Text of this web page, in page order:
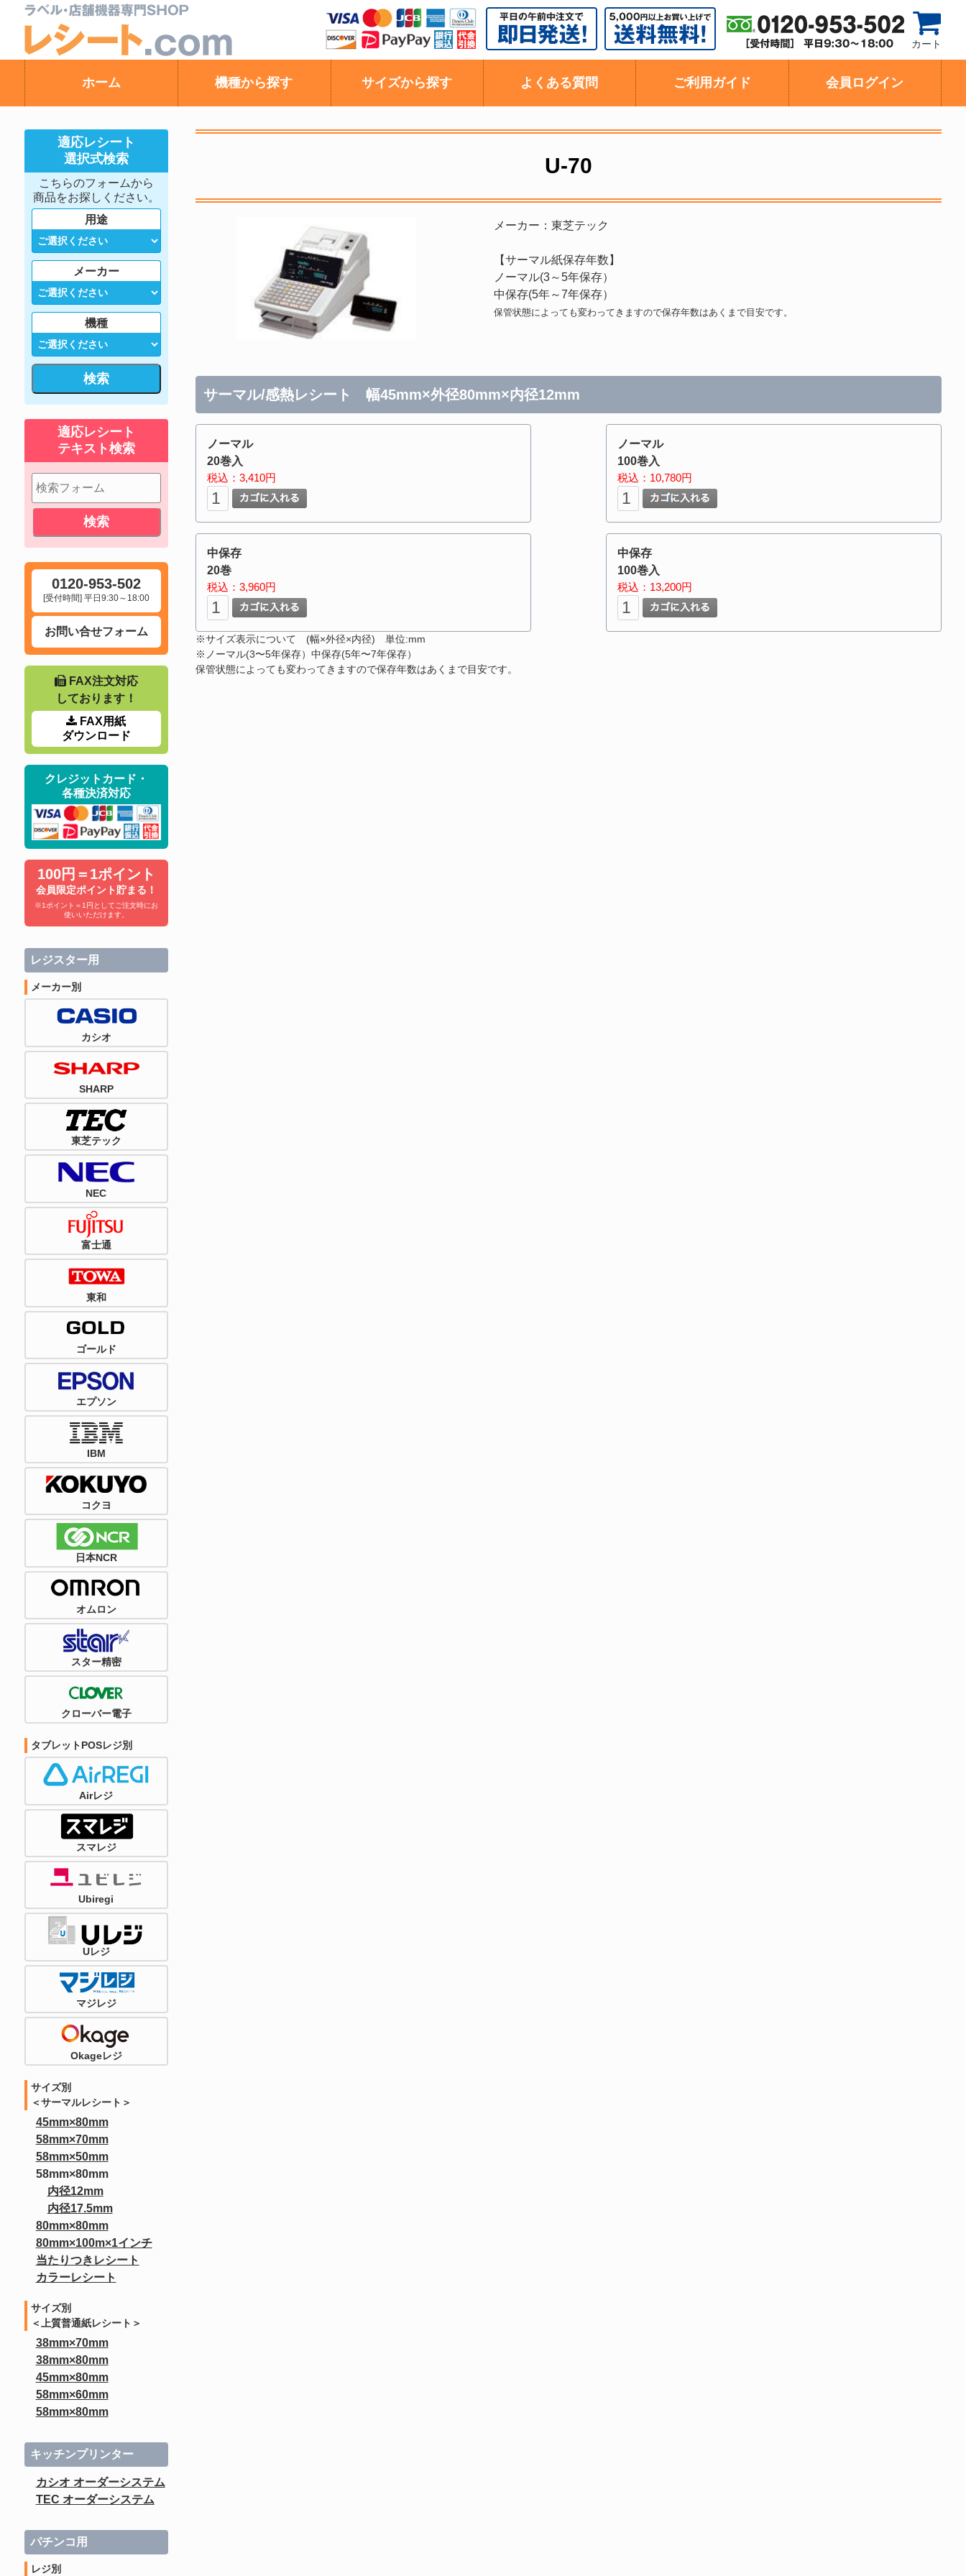
カート
ホーム 機種から探す サイズから探す よくある質問 ご利用ガイド 会員ログイン
U-70
メーカー：東芝テック
【サーマル紙保存年数】
ノーマル(3～5年保存）
中保存(5年～7年保存）
保管状態によっても変わってきますので保存年数はあくまで目安です。
サーマル/感熱レシート 幅45mm×外径80mm×内径12mm
ノーマル
20巻入
税込：3,410円
ノーマル
100巻入
税込：10,780円
中保存
20巻
税込：3,960円
中保存
100巻入
税込：13,200円
※サイズ表示について (幅×外径×内径) 単位:mm
※ノーマル(3〜5年保存）中保存(5年〜7年保存）
保管状態によっても変わってきますので保存年数はあくまで目安です。
適応レシート
選択式検索
こちらのフォームから
商品をお探しください。
用途
メーカー
機種
検索
適応レシート
テキスト検索
0120-953-502
[受付時間] 平日9:30～18:00
お問い合せフォーム
FAX注文対応
しております！
FAX用紙
ダウンロード
クレジットカード・
各種決済対応
100円＝1ポイント
会員限定ポイント貯まる！
※1ポイント＝1円としてご注文時にお
使いいただけます。
レジスター用
メーカー別
カシオ
SHARP
東芝テック
NEC
富士通
東和
ゴールド
エプソン
IBM
コクヨ
日本NCR
オムロン
スター精密
クローバー電子
タブレットPOSレジ別
Airレジ
スマレジ
Ubiregi
Uレジ
マジレジ
Okageレジ
サイズ別
＜サーマルレシート＞
45mm×80mm
58mm×70mm
58mm×50mm
58mm×80mm
内径12mm
内径17.5mm
80mm×80mm
80mm×100m×1インチ
当たりつきレシート
カラーレシート
サイズ別
＜上質普通紙レシート＞
38mm×70mm
38mm×80mm
45mm×80mm
58mm×60mm
58mm×80mm
キッチンプリンター
カシオ オーダーシステム
TEC オーダーシステム
パチンコ用
レジ別